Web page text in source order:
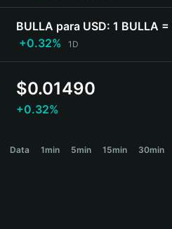
Português (Portugal)
Bahasa Indonesia
ภาษาไทย
हिन्दी
Español
Português (Brasil)
BULLA para USD: 1 BULLA
+0.32%
1D
$0.01490
+0.32%
Data 1min 5min 15min 30min